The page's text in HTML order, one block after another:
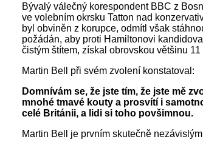
Bývalý válečný korespondent BBC z
ve volebním okrsku Tatton nad
byl obviněn z korupce, odmítl však
požádán, aby proti Hamiltonovi
čistým štítem, získal obrovskou většinu 11
Martin Bell při svém zvolení konstatoval:
Domnívám se, že jste tím, že jste mě
mnohé tmavé kouty a prosvítí i
celé Británii, a lidi si toho povšimnou.
Martin Bell je prvním skutečně